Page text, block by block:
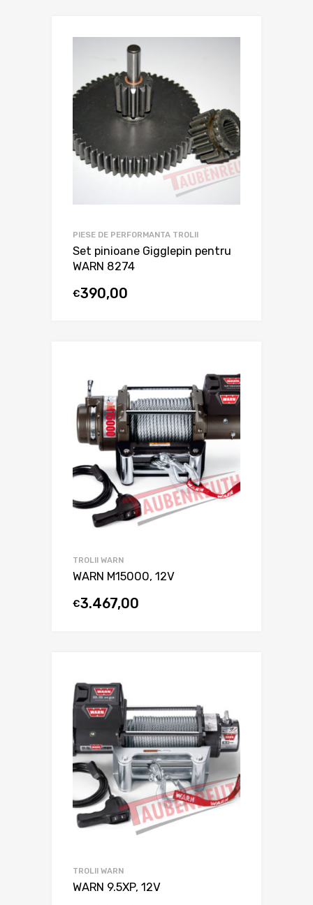
PIESE DE PERFORMANTA TROLII
Set pinioane Gigglepin pentru
WARN 8274
€390,00
TROLII WARN
WARN M15000, 12V
€3.467,00
TROLII WARN
WARN 9.5XP, 12V